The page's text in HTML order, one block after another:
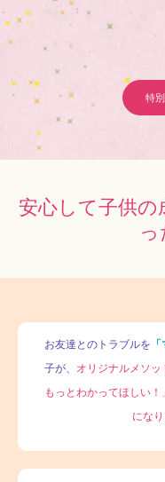
特
安心して子供の
お友達とのトラブルを
子が、 オリジナルメソ
もっとわかってほしい！
にな